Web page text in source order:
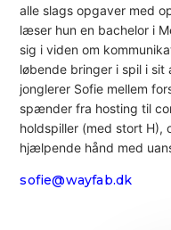
alle slags opgaver med
læser hun en bachelor i
sig i viden om
løbende bringer i spil i
jonglerer Sofie mellem
spænder fra hosting til
holdspiller (med stort H),
hjælpende hånd med
sofie@wayfab.dk